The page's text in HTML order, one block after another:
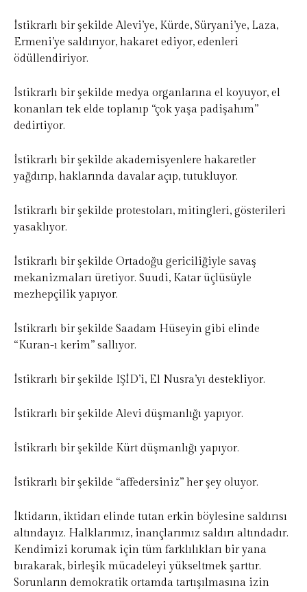
İstikrarlı bir şekilde Alevi’ye, Kürde, Süryani’ye, Laza,
Ermeni’ye saldırıyor, hakaret ediyor, edenleri
ödüllendiriyor.
İstikrarlı bir şekilde medya organlarına el koyuyor, el
konanları tek elde toplanıp “çok yaşa padişahım”
dedirtiyor.
İstikrarlı bir şekilde akademisyenlere hakaretler
yağdırıp, haklarında davalar açıp, tutukluyor.
İstikrarlı bir şekilde protestoları, mitingleri, gösterileri
yasaklıyor.
İstikrarlı bir şekilde Ortadoğu gericiliğiyle savaş
mekanizmaları üretiyor. Suudi, Katar üçlüsüyle
mezhepçilik yapıyor.
İstikrarlı bir şekilde Saadam Hüseyin gibi elinde
“Kuran-ı kerim” sallıyor.
İstikrarlı bir şekilde IŞİD’i, El Nusra’yı destekliyor.
İstikrarlı bir şekilde Alevi düşmanlığı yapıyor.
İstikrarlı bir şekilde Kürt düşmanlığı yapıyor.
İstikrarlı bir şekilde “affedersiniz” her şey oluyor.
İktidarın, iktidarı elinde tutan erkin böylesine saldırısı
altındayız. Halklarımız, inançlarımız saldırı altındadır.
Kendimizi korumak için tüm farklılıkları bir yana
bırakarak, birleşik mücadeleyi yükseltmek şarttır.
Sorunların demokratik ortamda tartışılmasına izin